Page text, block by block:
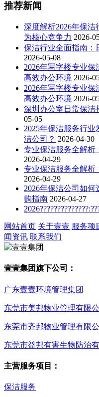
推荐新闻
深度解析2026年保
为核心竞争力 2026-
保洁行业全面指南：
2026-05-08
2026年写字楼专业
高效办公环境 2026-
2026年写字楼专业
高效办公环境 2026-
深圳办公室日常保洁
05-05
2025年保洁服务行
洁公司？ 2026-04-30
专业保洁服务全解析
2026-04-29
专业保洁服务全解析
2026-04-29
2026年保洁公司如
购指南 2026-04-27
网站首页 关于壹壹 服务项
闻资讯 联系我们
壹壹集团旗下公司：
广东壹壹环境管理集团
东莞市美邦物业管理有限
东莞市齐邦物业管理有限
东莞市益邦有害生物防治
主营服务项目：
保洁服务